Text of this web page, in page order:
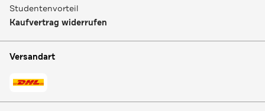
Studentenvorteil
Kaufvertrag widerrufen
Versandart